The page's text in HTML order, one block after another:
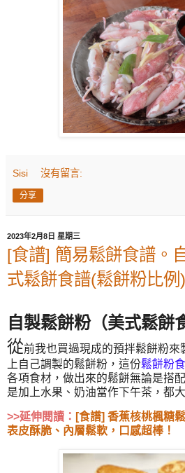
Sisi 沒有留言:
分享
2023年2月8日 星期三
[食譜] 簡易鬆餅食譜。
式鬆餅食譜(鬆餅粉比例
自製鬆餅粉（美式鬆餅
從前我也買過現成的預拌鬆餅粉來
上自己調製的鬆餅粉，這份鬆餅粉
各項食材，做出來的鬆餅無論是搭
是加上水果、奶油當作下午茶，都
>>延伸閱讀： [食譜] 香蕉核桃楓糖
表皮酥脆、內層鬆軟，口感超棒！